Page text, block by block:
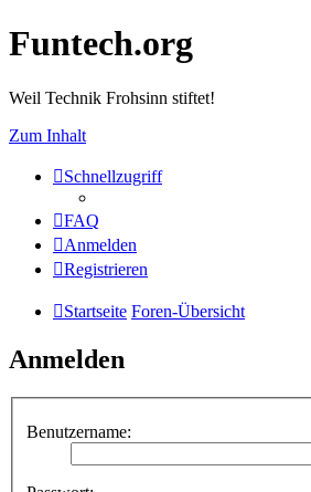
Funtech.org
Weil Technik Frohsinn stiftet!
Zum Inhalt
Schnellzugriff
FAQ
Anmelden
Registrieren
Startseite Foren-Übersicht
Anmelden
Benutzername: